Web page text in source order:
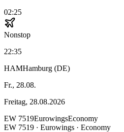
02:25
Nonstop
22:35
HAMHamburg (DE)
Fr., 28.08.
Freitag, 28.08.2026
EW 7519EurowingsEconomy
EW 7519 · Eurowings · Economy